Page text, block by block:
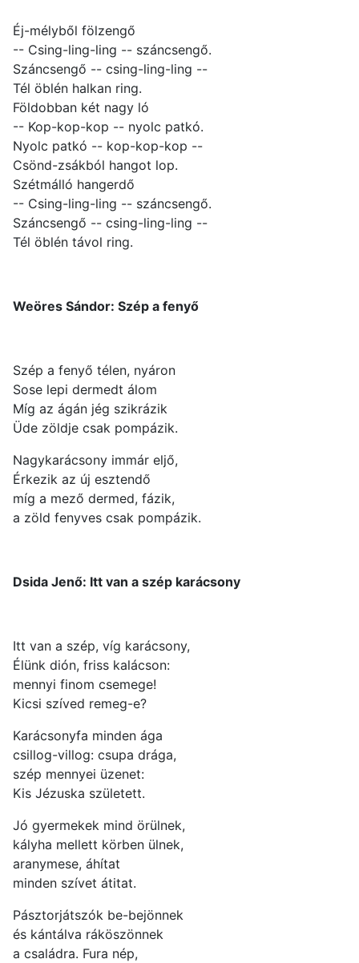
Éj-mélyből fölzengő
-- Csing-ling-ling -- száncsengő.
Száncsengő -- csing-ling-ling --
Tél öblén halkan ring.
Földobban két nagy ló
-- Kop-kop-kop -- nyolc patkó.
Nyolc patkó -- kop-kop-kop --
Csönd-zsákból hangot lop.
Szétmálló hangerdő
-- Csing-ling-ling -- száncsengő.
Száncsengő -- csing-ling-ling --
Tél öblén távol ring.
Weöres Sándor: Szép a fenyő
Szép a fenyő télen, nyáron
Sose lepi dermedt álom
Míg az ágán jég szikrázik
Üde zöldje csak pompázik.
Nagykarácsony immár eljő,
Érkezik az új esztendő
míg a mező dermed, fázik,
a zöld fenyves csak pompázik.
Dsida Jenő: Itt van a szép karácsony
Itt van a szép, víg karácsony,
Élünk dión, friss kalácson:
mennyi finom csemege!
Kicsi szíved remeg-e?
Karácsonyfa minden ága
csillog-villog: csupa drága,
szép mennyei üzenet:
Kis Jézuska született.
Jó gyermekek mind örülnek,
kályha mellett körben ülnek,
aranymese, áhítat
minden szívet átitat.
Pásztorjátszók be-bejönnek
és kántálva ráköszönnek
a családra. Fura nép,